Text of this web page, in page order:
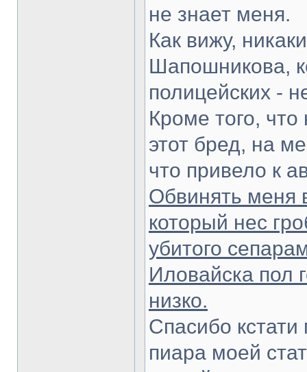
не знает меня.
Как вижу,
Шапошникова,
полицейских -
Кроме того,
этот бред, на
что привело к
Обвинять меня
который нес
убитого
Иловайска пол
низко.
Спасибо кстати
пиара моей